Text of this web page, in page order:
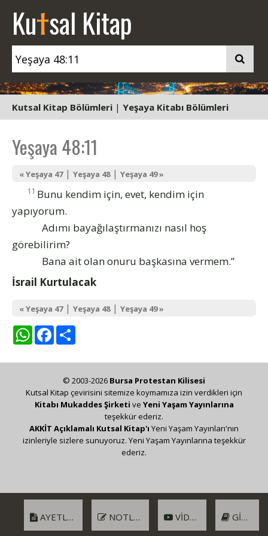
Kutsal Kitap
Kutsal Kitap Bölümleri | Yeşaya Kitabı Bölümleri
Yeşaya 48:11
« Yeşaya 47| Yeşaya 48| Yeşaya 49 »
11 Bunu kendim için, evet, kendim için
yapıyorum.
Adımı bayağılaştırmanızı nasıl hoş
görebilirim?
Bana ait olan onuru başkasına vermem.”
İsrail Kurtulacak
« Yeşaya 47| Yeşaya 48| Yeşaya 49 »
WhatsAppFacebook
AYETLER NOTLAR VIDEO GIRIŞ
© 2003-2026 Bursa Protestan Kilisesi
Kutsal Kitap çevirisini sitemize koymamıza izin verdikleri için
Kitabı Mukaddes Şirketi ve Yeni Yaşam Yayınlarına
teşekkür ederiz.
AKKİT Açıklamalı Kutsal Kitap'ı Yeni Yaşam Yayınları'nın
izinleriyle sizlere sunuyoruz. Yeni Yaşam Yayınlarına teşekkür
ederiz.